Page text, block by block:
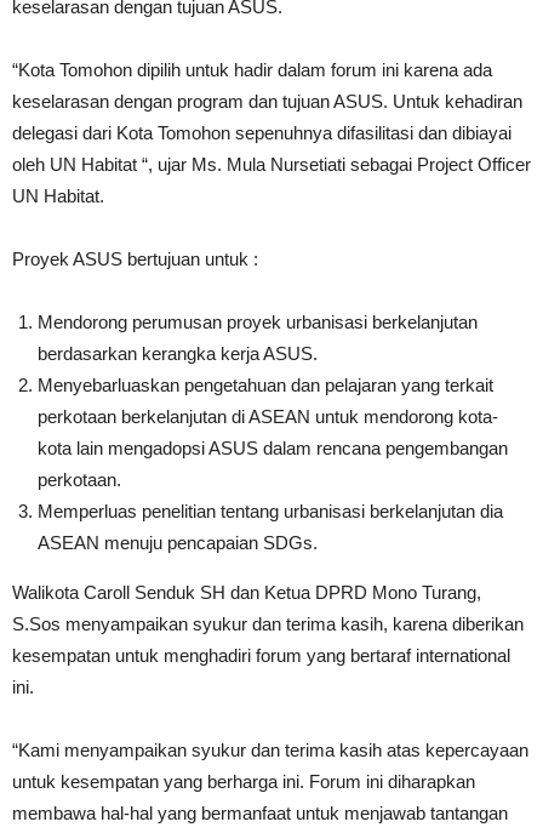
keselarasan dengan tujuan ASUS.
“Kota Tomohon dipilih untuk hadir dalam forum ini karena ada
keselarasan dengan program dan tujuan ASUS. Untuk kehadiran
delegasi dari Kota Tomohon sepenuhnya difasilitasi dan dibiayai
oleh UN Habitat “, ujar Ms. Mula Nursetiati sebagai Project Officer
UN Habitat.
Proyek ASUS bertujuan untuk :
Mendorong perumusan proyek urbanisasi berkelanjutan
berdasarkan kerangka kerja ASUS.
Menyebarluaskan pengetahuan dan pelajaran yang terkait
perkotaan berkelanjutan di ASEAN untuk mendorong kota-
kota lain mengadopsi ASUS dalam rencana pengembangan
perkotaan.
Memperluas penelitian tentang urbanisasi berkelanjutan dia
ASEAN menuju pencapaian SDGs.
Walikota Caroll Senduk SH dan Ketua DPRD Mono Turang,
S.Sos menyampaikan syukur dan terima kasih, karena diberikan
kesempatan untuk menghadiri forum yang bertaraf international
ini.
“Kami menyampaikan syukur dan terima kasih atas kepercayaan
untuk kesempatan yang berharga ini. Forum ini diharapkan
membawa hal-hal yang bermanfaat untuk menjawab tantangan